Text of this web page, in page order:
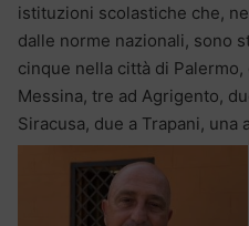
istituzioni scolastiche che,
dalle norme nazionali, sono
cinque nella città di Palermo,
Messina, tre ad Agrigento,
Siracusa, due a Trapani, una